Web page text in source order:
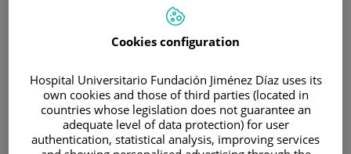
Docencia
Cookies configuration
Hospital Universitario Fundación Jiménez Díaz uses its
own cookies and those of third parties (located in
countries whose legislation does not guarantee an
adequate level of data protection) for user
authentication, statistical analysis, improving services